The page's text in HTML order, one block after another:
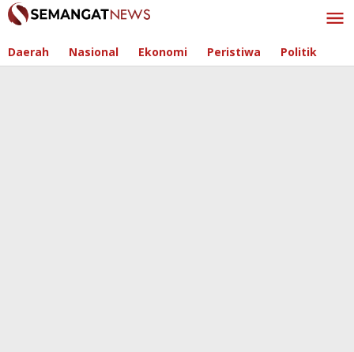
Skip
to
Daerah Nasional Ekonomi Peristiwa Politik